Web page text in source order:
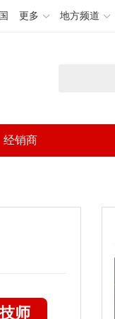
更多 地方频道
经销商
师